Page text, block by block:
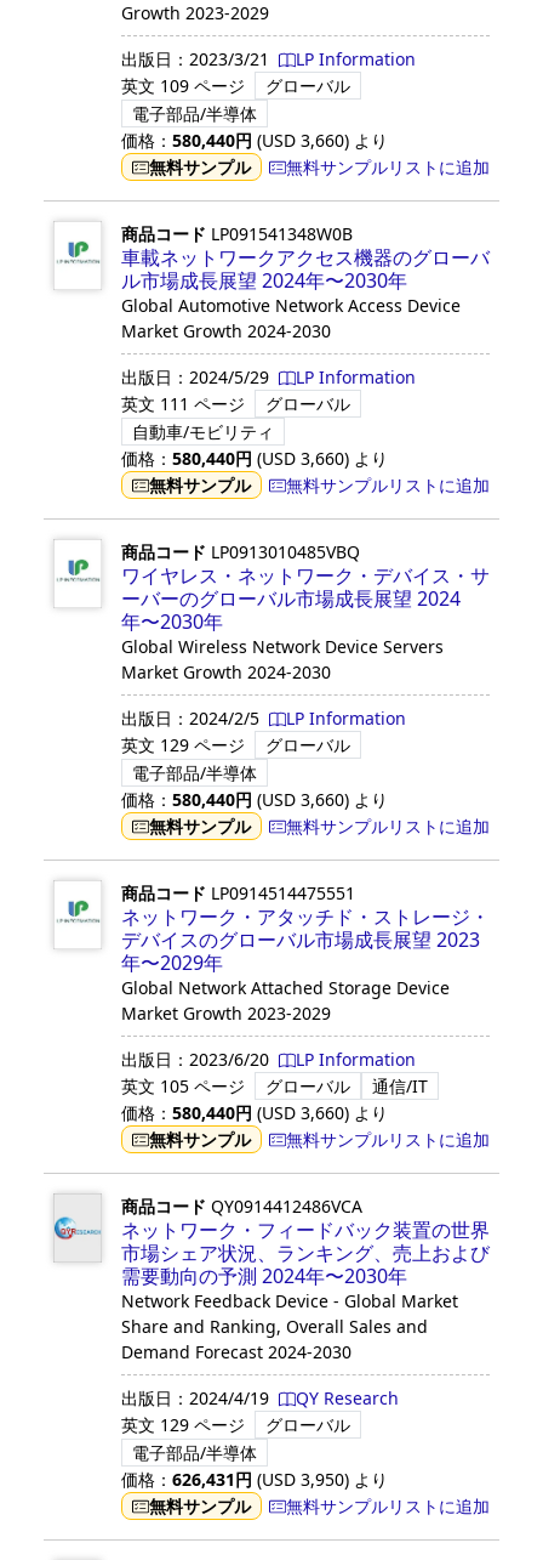
Growth 2023-2029
出版日： 2023/3/21
LP Information
英文 109 ページ
グローバル
電子部品/半導体
価格： 580,440円 (USD 3,660) より
無料サンプル
無料サンプルリストに追加
商品コード LP091541348W0B
車載ネットワークアクセス機器のグローバ
ル市場成長展望 2024年〜2030年
Global Automotive Network Access Device
Market Growth 2024-2030
出版日： 2024/5/29
LP Information
英文 111 ページ
グローバル
自動車/モビリティ
価格： 580,440円 (USD 3,660) より
無料サンプル
無料サンプルリストに追加
商品コード LP0913010485VBQ
ワイヤレス・ネットワーク・デバイス・サ
ーバーのグローバル市場成長展望 2024
年〜2030年
Global Wireless Network Device Servers
Market Growth 2024-2030
出版日： 2024/2/5
LP Information
英文 129 ページ
グローバル
電子部品/半導体
価格： 580,440円 (USD 3,660) より
無料サンプル
無料サンプルリストに追加
商品コード LP0914514475551
ネットワーク・アタッチド・ストレージ・
デバイスのグローバル市場成長展望 2023
年〜2029年
Global Network Attached Storage Device
Market Growth 2023-2029
出版日： 2023/6/20
LP Information
英文 105 ページ グローバル
通信/IT
価格： 580,440円 (USD 3,660) より
無料サンプル
無料サンプルリストに追加
商品コード QY0914412486VCA
ネットワーク・フィードバック装置の世界
市場シェア状況、ランキング、売上および
需要動向の予測 2024年〜2030年
Network Feedback Device - Global Market
Share and Ranking, Overall Sales and
Demand Forecast 2024-2030
出版日： 2024/4/19
QY Research
英文 129 ページ
グローバル
電子部品/半導体
価格： 626,431円 (USD 3,950) より
無料サンプル
無料サンプルリストに追加